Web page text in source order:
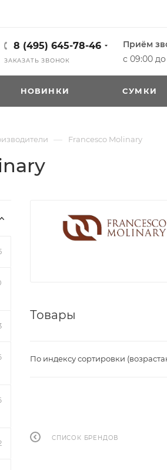
8 (495) 645-78-46
ЗАКАЗАТЬ ЗВОНОК
Приём
с 09:00 до
НОВИНКИ CУМКИ
— Francesco Molinary
Товары
По индексу сортировки
СПИСОК БРЕНДОВ